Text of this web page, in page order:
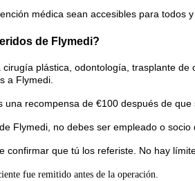
médica sean accesibles para todos
de Flymedi?
plástica, odontología, trasplante
a Flymedi.
recompensa de €100 después de
Flymedi, no debes ser empleado o
confirmar que tú los referiste. No hay
fue remitido antes de la operación.